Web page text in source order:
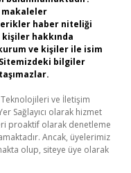
makaleler
haber niteliği
hakkında
ve kişiler ile isim
bilgiler
Teknolojileri ve İletişim
Sağlayıcı olarak hizmet
proaktif olarak denetleme
Ancak, üyelerimiz
olup, siteye üye olarak